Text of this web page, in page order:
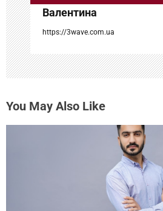
с
я
м
Валентина
https://3wave.com.ua
You May Also Like